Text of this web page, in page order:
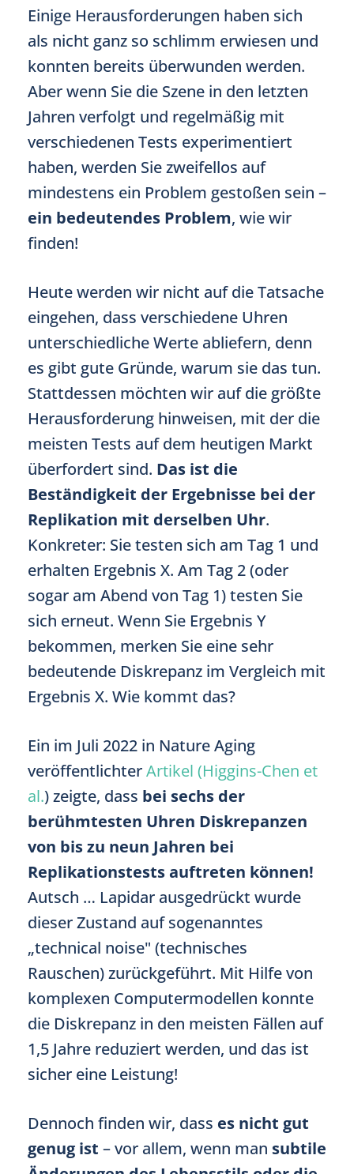
Einige Herausforderungen haben sich
als nicht ganz so schlimm erwiesen und
konnten bereits überwunden werden.
Aber wenn Sie die Szene in den letzten
Jahren verfolgt und regelmäßig mit
verschiedenen Tests experimentiert
haben, werden Sie zweifellos auf
mindestens ein Problem gestoßen sein –
ein bedeutendes Problem, wie wir
finden!
Heute werden wir nicht auf die Tatsache
eingehen, dass verschiedene Uhren
unterschiedliche Werte abliefern, denn
es gibt gute Gründe, warum sie das tun.
Stattdessen möchten wir auf die größte
Herausforderung hinweisen, mit der die
meisten Tests auf dem heutigen Markt
überfordert sind. Das ist die
Beständigkeit der Ergebnisse bei der
Replikation mit derselben Uhr.
Konkreter: Sie testen sich am Tag 1 und
erhalten Ergebnis X. Am Tag 2 (oder
sogar am Abend von Tag 1) testen Sie
sich erneut. Wenn Sie Ergebnis Y
bekommen, merken Sie eine sehr
bedeutende Diskrepanz im Vergleich mit
Ergebnis X. Wie kommt das?
Ein im Juli 2022 in Nature Aging
veröffentlichterArtikel (Higgins-Chen et
al.) zeigte, dass bei sechs der
berühmtesten Uhren Diskrepanzen
von bis zu neun Jahren bei
Replikationstests auftreten können!
Autsch … Lapidar ausgedrückt wurde
dieser Zustand auf sogenanntes
„technical noise" (technisches
Rauschen) zurückgeführt. Mit Hilfe von
komplexen Computermodellen konnte
die Diskrepanz in den meisten Fällen auf
1,5 Jahre reduziert werden, und das ist
sicher eine Leistung!
Dennoch finden wir, dass es nicht gut
genug ist – vor allem, wenn man subtile